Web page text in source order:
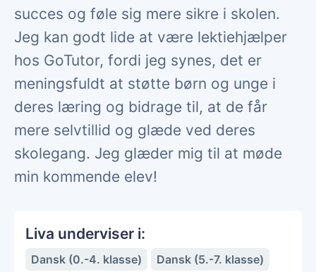
succes og føle sig mere sikre i skolen.
Jeg kan godt lide at være lektiehjælper
hos GoTutor, fordi jeg synes, det er
meningsfuldt at støtte børn og unge i
deres læring og bidrage til, at de får
mere selvtillid og glæde ved deres
skolegang. Jeg glæder mig til at møde
min kommende elev!
Liva underviser i:
Dansk (0.-4. klasse)
Dansk (5.-7. klasse)